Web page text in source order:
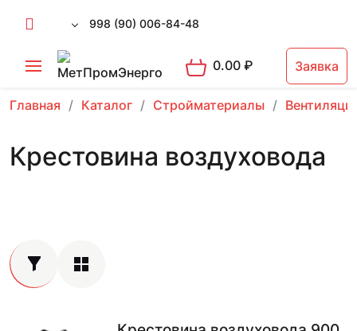
998 (90) 006-84-48
0.00₽ Заявка
Главная Каталог Стройматериалы
Крестовина воздуховода